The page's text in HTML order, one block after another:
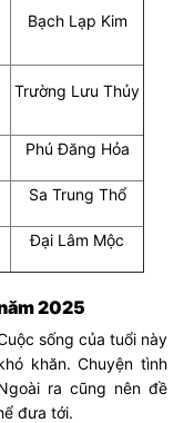
Bạch Lạp Kim
Trường Lưu Thủy
Phú Đăng Hỏa
Sa Trung Thổ
Đại Lâm Mộc
2025
sống của tuổi này
khăn. Chuyện tình
ra cũng nên đề
đưa tới.